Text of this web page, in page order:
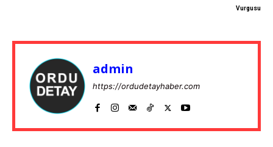
Vurgusu
admin
https://ordudetayhaber.com